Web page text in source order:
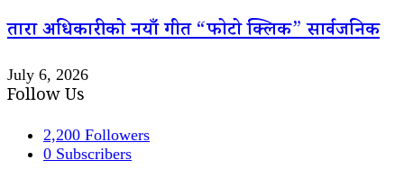
तारा अधिकारीको नयाँ गीत “फोटो क्लिक” सार्वजनिक
July 6, 2026
Follow Us
2,200 Followers
0 Subscribers